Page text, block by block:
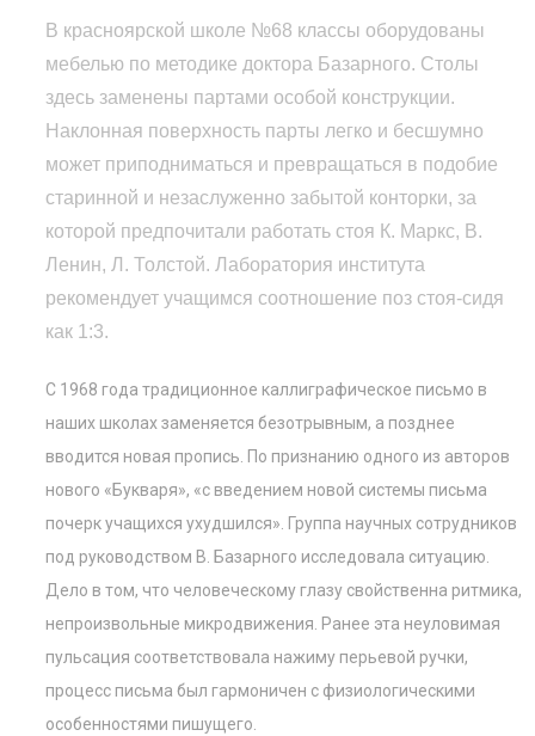
В красноярской школе №68 классы оборудованы
мебелью по методике доктора Базарного. Столы
здесь заменены партами особой конструкции.
Наклонная поверхность парты легко и бесшумно
может приподниматься и превращаться в подобие
старинной и незаслуженно забытой конторки, за
которой предпочитали работать стоя К. Маркс, В.
Ленин, Л. Толстой. Лаборатория института
рекомендует учащимся соотношение поз стоя-сидя
как 1:3.
С 1968 года традиционное каллиграфическое письмо в
наших школах заменяется безотрывным, а позднее
вводится новая пропись. По признанию одного из авторов
нового «Букваря», «с введением новой системы письма
почерк учащихся ухудшился». Группа научных сотрудников
под руководством В. Базарного исследовала ситуацию.
Дело в том, что человеческому глазу свойственна ритмика,
непроизвольные микродвижения. Ранее эта неуловимая
пульсация соответствовала нажиму перьевой ручки,
процесс письма был гармоничен с физиологическими
особенностями пишущего.